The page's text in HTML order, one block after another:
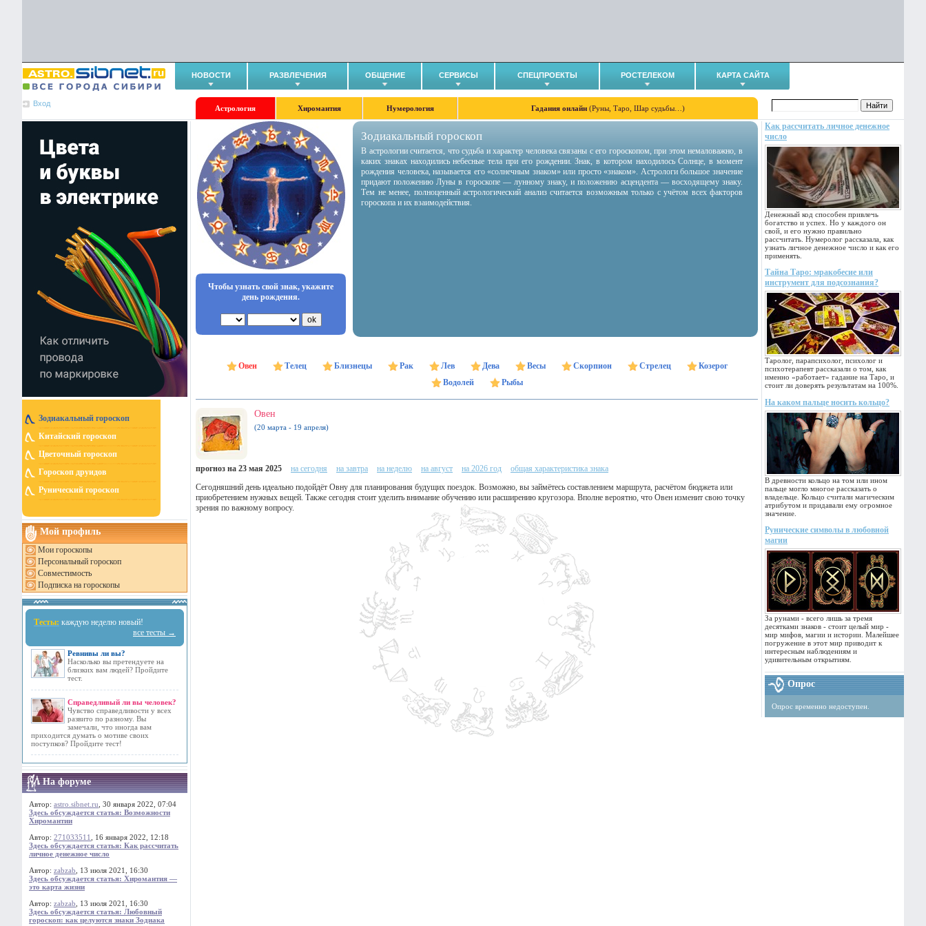
НОВОСТИ РАЗВЛЕЧЕНИЯ ОБЩЕНИЕ СЕРВИСЫ СПЕЦПРОЕКТЫ РОСТЕЛЕКОМ КАРТА САЙТА
Вход
Астрология Хиромантия Нумерология Гадания онлайн (Руны, Таро, Шар судьбы…)
Зодиакальный гороскоп
Китайский гороскоп
Цветочный гороскоп
Гороскоп друидов
Рунический гороскоп
Мой профиль
Мои гороскопы
Персональный гороскоп
Совместимость
Подписка на гороскопы
Тесты: каждую неделю новый!
все тесты →
Ревнивы ли вы?
Насколько вы претендуете на
близких вам людей? Пройдите
тест.
Справедливый ли вы человек?
Чувство справедливости у всех
развито по разному. Вы
замечали, что иногда вам
приходится думать о мотиве своих
поступков? Пройдите тест!
На форуме
Автор: astro.sibnet.ru , 30 января 2022, 07:04
Здесь обсуждается статья: Возможности
Хиромантии
Автор: 271033511
, 16 января 2022, 12:18
Здесь обсуждается статья: Как рассчитать
личное денежное число
Автор: zabzab , 13 июля 2021, 16:30
Здесь обсуждается статья: Хиромантия —
это карта жизни
Автор: zabzab , 13 июля 2021, 16:30
Здесь обсуждается статья: Любовный
гороскоп: как целуются знаки Зодиака
Как рассчитать личное денежное
число
Денежный код способен привлечь
богатство и успех. Но у каждого он
свой, и его нужно правильно
рассчитать. Нумеролог рассказала, как
узнать личное денежное число и как его
применять.
Тайна Таро: мракобесие или
инструмент для подсознания?
Таролог, парапсихолог, психолог и
психотерапевт рассказали о том, как
именно «работает» гадание на Таро, и
стоит ли доверять результатам на 100%.
На каком пальце носить кольцо?
В древности кольцо на том или ином
пальце могло многое рассказать о
владельце. Кольцо считали магическим
атрибутом и придавали ему огромное
значение.
Рунические символы в любовной
магии
За рунами - всего лишь за тремя
десятками знаков - стоит целый мир -
мир мифов, магии и истории. Малейшее
погружение в этот мир приводит к
интересным наблюдениям и
удивительным открытиям.
Опрос
Опрос временно недоступен.
Чтобы узнать свой знак, укажите
день рождения.
Зодиакальный гороскоп
В астрологии считается, что судьба и характер человека связаны с его гороскопом, при этом немаловажно, в
каких знаках находились небесные тела при его рождении. Знак, в котором находилось Солнце, в момент
рождения человека, называется его «солнечным знаком» или просто «знаком». Астрологи большое значение
придают положению Луны в гороскопе — лунному знаку, и положению асцендента — восходящему знаку.
Тем не менее, полноценный астрологический анализ считается возможным только с учётом всех факторов
гороскопа и их взаимодействия.
Овен Телец Близнецы Рак Лев Дева Весы Скорпион Стрелец
Козерог
Водолей
Рыбы
Овен
(20 марта - 19 апреля)
прогноз на 23 мая 2025 на сегодня на завтра на неделю на август на 2026 год
общая характеристика знака
Сегодняшний день идеально подойдёт Овну для планирования будущих поездок. Возможно, вы займётесь составлением маршрута, расчётом бюджета или
приобретением нужных вещей. Также сегодня стоит уделить внимание обучению или расширению кругозора. Вполне вероятно, что Овен изменит свою точку
зрения по важному вопросу.